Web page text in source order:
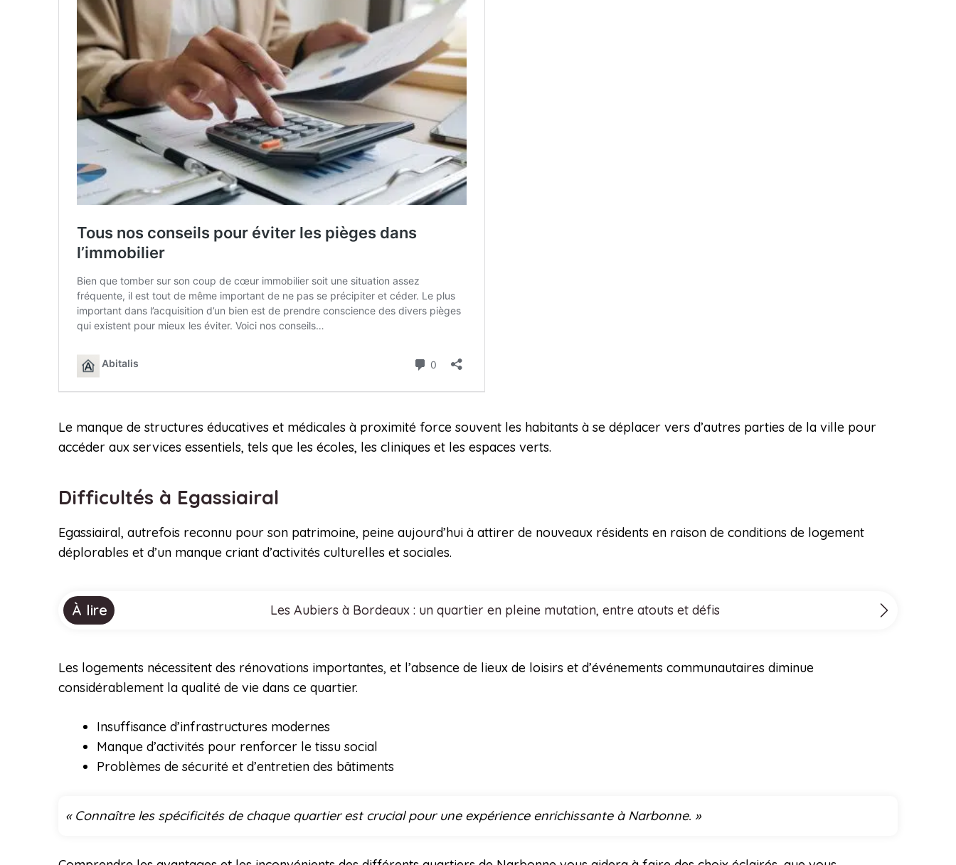
Le manque de structures éducatives et médicales à proximité force souvent les habitants à se déplacer vers d’autres parties de la ville pour
accéder aux services essentiels, tels que les écoles, les cliniques et les espaces verts.
Difficultés à Egassiairal
Egassiairal, autrefois reconnu pour son patrimoine, peine aujourd’hui à attirer de nouveaux résidents en raison de conditions de logement
déplorables et d’un manque criant d’activités culturelles et sociales.
À lire Les Aubiers à Bordeaux : un quartier en pleine mutation, entre atouts et défis
Les logements nécessitent des rénovations importantes, et l’absence de lieux de loisirs et d’événements communautaires diminue
considérablement la qualité de vie dans ce quartier.
Insuffisance d’infrastructures modernes
Manque d’activités pour renforcer le tissu social
Problèmes de sécurité et d’entretien des bâtiments
« Connaître les spécificités de chaque quartier est crucial pour une expérience enrichissante à Narbonne. »